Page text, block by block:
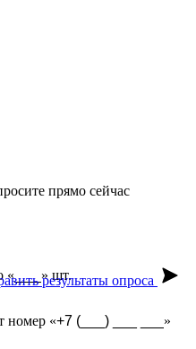
прямо сейчас
« » шт.
номер « »
результаты опроса